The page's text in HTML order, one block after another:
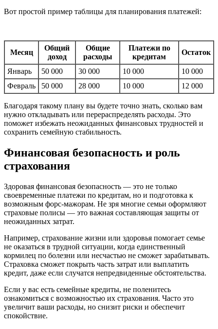
Вот простой пример таблицы для планирования платежей:
Месяц
Общий
доход
Общие
расходы
Платежи по
кредитам
Остаток
Январь 50 000 30 000 10 000
10 000
Февраль
50 000 28 000 10 000 12 000
Благодаря такому плану вы будете точно знать, сколько вам
нужно откладывать или перераспределять расходы. Это
поможет избежать неожиданных финансовых трудностей и
сохранить семейную стабильность.
Финансовая безопасность и роль
страхования
Здоровая финансовая безопасность — это не только
своевременные платежи по кредитам, но и подготовка к
возможным форс-мажорам. Не зря многие семьи оформляют
страховые полисы — это важная составляющая защиты от
неожиданных затрат.
Например, страхование жизни или здоровья помогает семье
не оказаться в трудной ситуации, когда единственный
кормилец по болезни или несчастью не сможет зарабатывать.
Страховка сможет покрыть часть затрат или выплатить
кредит, даже если случатся непредвиденные обстоятельства.
Если у вас есть семейные кредиты, не поленитесь
ознакомиться с возможностью их страхования. Часто это
увеличит ваши расходы, но снизит риски и обеспечит
спокойствие.